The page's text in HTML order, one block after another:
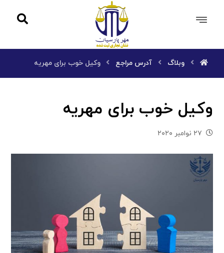
وبلاگ آدرس مراجع وکیل خوب برای مهریه
وکیل خوب برای مهریه
۲۷ نوامبر ۲۰۲۰